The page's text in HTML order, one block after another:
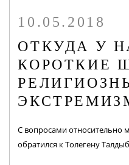
10.05.2018
ОТКУДА У
КОРОТКИЕ
С вопросами относительно
обратился к Толегену